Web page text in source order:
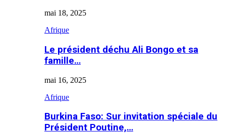
mai 18, 2025
Afrique
Le président déchu Ali Bongo et sa
famille…
mai 16, 2025
Afrique
Burkina Faso: Sur invitation spéciale du
Président Poutine,…